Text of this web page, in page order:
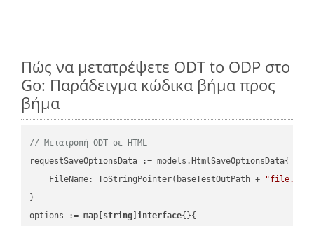
Πώς να μετατρέψετε ODT to ODP στο
Go: Παράδειγμα κώδικα βήμα προς
βήμα
// Μετατροπή ODT σε HTML
requestSaveOptionsData := models.HtmlSaveOptionsData{
    FileName: ToStringPointer(baseTestOutPath +
"file.ODT"
}
options := map string ]interface{}{